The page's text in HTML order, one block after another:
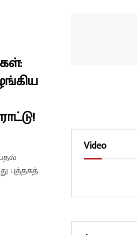
புத்தகத்
Video